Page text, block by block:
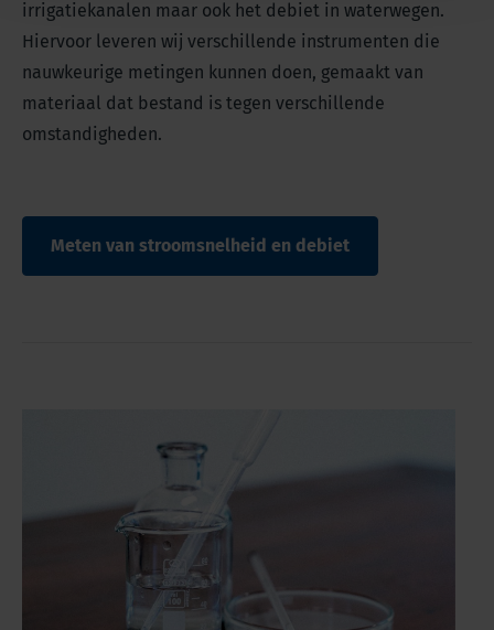
irrigatiekanalen maar ook het debiet in waterwegen.
Hiervoor leveren wij verschillende instrumenten die
nauwkeurige metingen kunnen doen, gemaakt van
materiaal dat bestand is tegen verschillende
omstandigheden.
Meten van stroomsnelheid en debiet